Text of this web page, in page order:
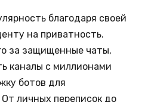
благодаря своей
на приватность.
за защищенные чаты,
каналы с миллионами
ботов для
личных переписок до